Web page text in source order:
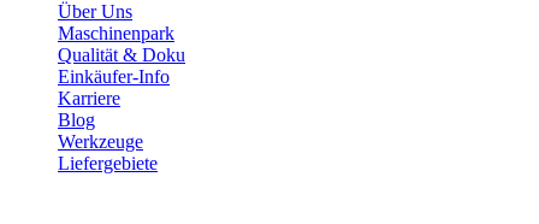
Über Uns
Maschinenpark
Qualität & Doku
Einkäufer-Info
Karriere
Blog
Werkzeuge
Liefergebiete